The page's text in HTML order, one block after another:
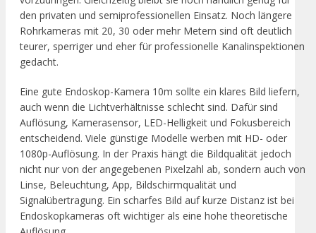
den privaten und semiprofessionellen Einsatz. Noch längere
Rohrkameras mit 20, 30 oder mehr Metern sind oft deutlich
teurer, sperriger und eher für professionelle Kanalinspektionen
gedacht.
Eine gute Endoskop-Kamera 10m sollte ein klares Bild liefern,
auch wenn die Lichtverhältnisse schlecht sind. Dafür sind
Auflösung, Kamerasensor, LED-Helligkeit und Fokusbereich
entscheidend. Viele günstige Modelle werben mit HD- oder
1080p-Auflösung. In der Praxis hängt die Bildqualität jedoch
nicht nur von der angegebenen Pixelzahl ab, sondern auch von
Linse, Beleuchtung, App, Bildschirmqualität und
Signalübertragung. Ein scharfes Bild auf kurze Distanz ist bei
Endoskopkameras oft wichtiger als eine hohe theoretische